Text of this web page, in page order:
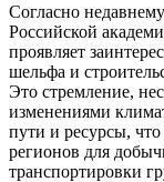
Согласно
Российской
проявляет
шельфа и
Это стремление,
изменениями
пути и ресурсы,
регионов для
транспортировки